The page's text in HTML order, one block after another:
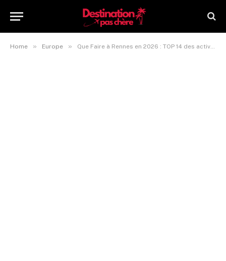
Home » Europe » Que Faire à Rennes en 2026 : TOP 14 des activités à découvrir !